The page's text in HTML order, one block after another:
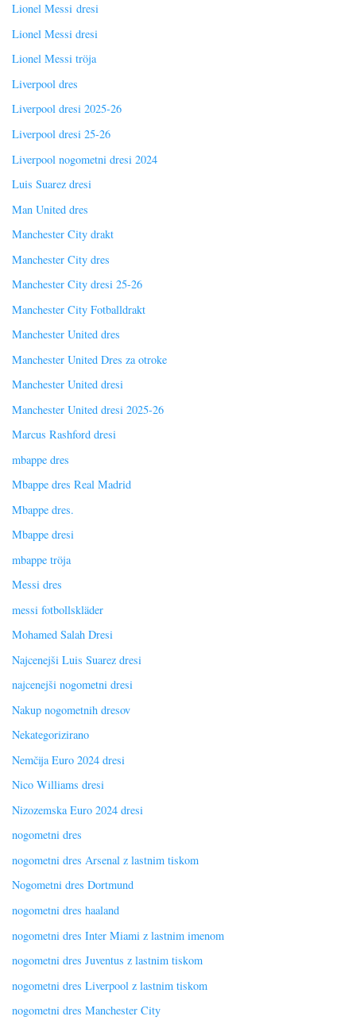
Lionel Messi dresi
Lionel Messi dresi
Lionel Messi tröja
Liverpool dres
Liverpool dresi 2025-26
Liverpool dresi 25-26
Liverpool nogometni dresi 2024
Luis Suarez dresi
Man United dres
Manchester City drakt
Manchester City dres
Manchester City dresi 25-26
Manchester City Fotballdrakt
Manchester United dres
Manchester United Dres za otroke
Manchester United dresi
Manchester United dresi 2025-26
Marcus Rashford dresi
mbappe dres
Mbappe dres Real Madrid
Mbappe dres.
Mbappe dresi
mbappe tröja
Messi dres
messi fotbollskläder
Mohamed Salah Dresi
Najcenejši Luis Suarez dresi
najcenejši nogometni dresi
Nakup nogometnih dresov
Nekategorizirano
Nemčija Euro 2024 dresi
Nico Williams dresi
Nizozemska Euro 2024 dresi
nogometni dres
nogometni dres Arsenal z lastnim tiskom
Nogometni dres Dortmund
nogometni dres haaland
nogometni dres Inter Miami z lastnim imenom
nogometni dres Juventus z lastnim tiskom
nogometni dres Liverpool z lastnim tiskom
nogometni dres Manchester City